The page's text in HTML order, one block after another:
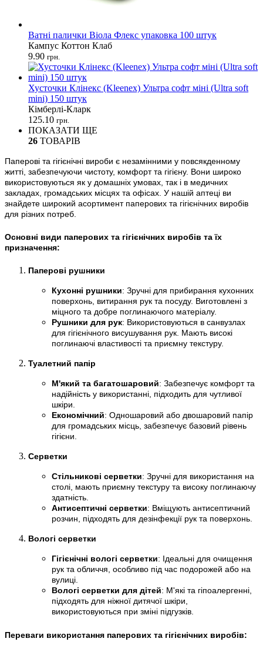
Ватні палички Віола Флекс упаковка 100 штук
Кампус Коттон Клаб
9.90 грн.
Хусточки Клінекс (Kleenex) Ультра софт міні (Ultra soft
mini) 150 штук
Кімберлі-Кларк
125.10 грн.
ПОКАЗАТИ ЩЕ
26 ТОВАРІВ
Паперові та гігієнічні вироби є незамінними у повсякденному
житті, забезпечуючи чистоту, комфорт та гігієну. Вони широко
використовуються як у домашніх умовах, так і в медичних
закладах, громадських місцях та офісах. У нашій аптеці ви
знайдете широкий асортимент паперових та гігієнічних виробів
для різних потреб.
Основні види паперових та гігієнічних виробів та їх
призначення:
Паперові рушники
Кухонні рушники: Зручні для прибирання кухонних
поверхонь, витирання рук та посуду. Виготовлені з
міцного та добре поглинаючого матеріалу.
Рушники для рук: Використовуються в санвузлах
для гігієнічного висушування рук. Мають високі
поглинаючі властивості та приємну текстуру.
Туалетний папір
М'який та багатошаровий: Забезпечує комфорт та
надійність у використанні, підходить для чутливої
шкіри.
Економічний: Одношаровий або двошаровий папір
для громадських місць, забезпечує базовий рівень
гігієни.
Серветки
Стільникові серветки: Зручні для використання на
столі, мають приємну текстуру та високу поглинаючу
здатність.
Антисептичні серветки: Вміщують антисептичний
розчин, підходять для дезінфекції рук та поверхонь.
Вологі серветки
Гігієнічні вологі серветки: Ідеальні для очищення
рук та обличчя, особливо під час подорожей або на
вулиці.
Вологі серветки для дітей: М'які та гіпоалергенні,
підходять для ніжної дитячої шкіри,
використовуються при зміні підгузків.
Переваги використання паперових та гігієнічних виробів: